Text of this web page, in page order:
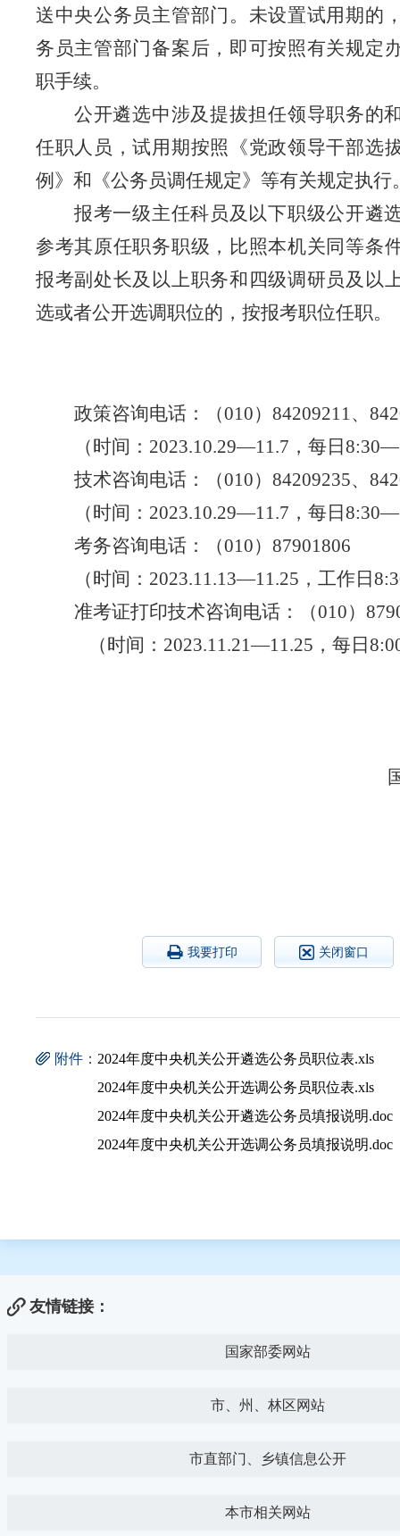
送中央公务员主管部门。未设置试用期的
务员主管部门备案后，即可按照有关规定
职手续。
公开遴选中涉及提拔担任领导职务的
任职人员，试用期按照《党政领导干部选
例》和《公务员调任规定》等有关规定执行
报考一级主任科员及以下职级公开遴
参考其原任职务职级 ， 比照本机关同等条
报考副处长及以上职务和四级调研员及以
选或者公开选调职位的，按报考职位任职。
政策咨询电话：（010） 84209211、
（时间： 2023.10.29—11.7 ，每日 8:30—
技术咨询电话：（010） 84209235、
（时间： 2023.10.29—11.7 ，每日 8:30—
考务咨询电话：（010） 87901806
（时间： 2023.11.13—11.25 ，工作日
准考证打印技术咨询电话：（010）
（时间： 2023.11.21—11.25 ，每日
我要打印 关闭窗口
附件： 2024年度中央机关公开遴选公务员职位表.xls
2024年度中央机关公开选调公务员职位表.xls
2024年度中央机关公开遴选公务员填报说明.doc
2024年度中央机关公开选调公务员填报说明.doc
友情链接：
国家部委网站
市、州、林区网站
市直部门、乡镇信息公开
本市相关网站